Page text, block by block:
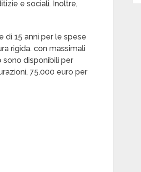
e sociali. Inoltre,
di 15 anni per le spese
rigida, con massimali
sono disponibili per
75.000 euro per